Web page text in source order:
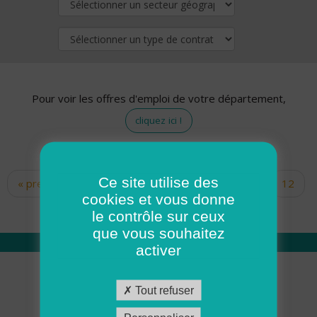
Pour voir les offres d'emploi de votre département,
cliquez ici !
Pages
« premier ‹ précédent … 10
12
14 15 16 17
Qui sommes nous
Académie ADMR
Ce site utilise des
cookies et vous donne
le contrôle sur ceux
que vous souhaitez
activer
Tout refuser